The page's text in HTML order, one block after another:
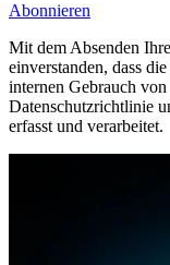
Abonnieren
Mit dem Absenden
einverstanden, dass
internen Gebrauch
Datenschutzrichtlinie
erfasst und verarbeitet.